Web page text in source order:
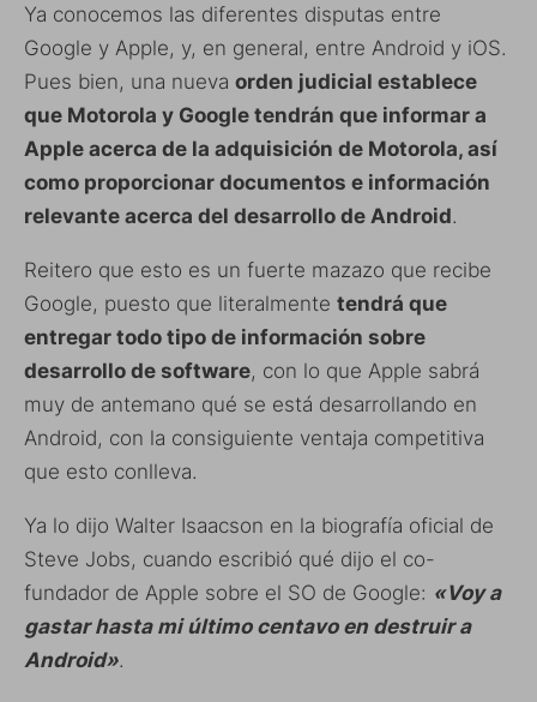
Ya conocemos las diferentes disputas entre
Google y Apple, y, en general, entre Android y iOS.
Pues bien, una nueva orden judicial establece
que Motorola y Google tendrán que informar a
Apple acerca de la adquisición de Motorola, así
como proporcionar documentos e información
relevante acerca del desarrollo de Android.
Reitero que esto es un fuerte mazazo que recibe
Google, puesto que literalmente tendrá que
entregar todo tipo de información sobre
desarrollo de software, con lo que Apple sabrá
muy de antemano qué se está desarrollando en
Android, con la consiguiente ventaja competitiva
que esto conlleva.
Ya lo dijo Walter Isaacson en la biografía oficial de
Steve Jobs, cuando escribió qué dijo el co-
fundador de Apple sobre el SO de Google: «Voy a
gastar hasta mi último centavo en destruir a
Android».